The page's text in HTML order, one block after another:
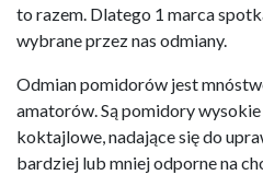
to razem. Dlatego 1 marca
wybrane przez nas odmiany.
Odmian pomidorów jest
amatorów. Są pomidory
koktajlowe, nadające się do
bardziej lub mniej odporne na